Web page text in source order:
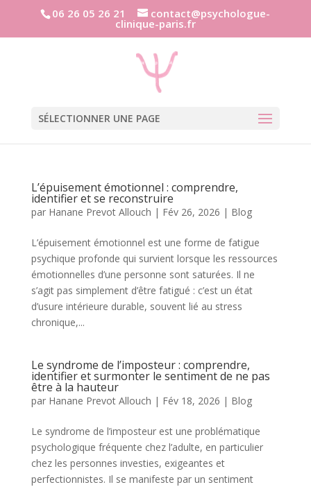
06 26 05 26 21 contact@psychologue-
clinique-paris.fr
SÉLECTIONNER UNE PAGE
L’épuisement émotionnel : comprendre,
identifier et se reconstruire
par Hanane Prevot Allouch | Fév 26, 2026 | Blog
L’épuisement émotionnel est une forme de fatigue
psychique profonde qui survient lorsque les ressources
émotionnelles d’une personne sont saturées. Il ne
s’agit pas simplement d’être fatigué : c’est un état
d’usure intérieure durable, souvent lié au stress
chronique,...
Le syndrome de l’imposteur : comprendre,
identifier et surmonter le sentiment de ne pas
être à la hauteur
par Hanane Prevot Allouch | Fév 18, 2026 | Blog
Le syndrome de l’imposteur est une problématique
psychologique fréquente chez l’adulte, en particulier
chez les personnes investies, exigeantes et
perfectionnistes. Il se manifeste par un sentiment